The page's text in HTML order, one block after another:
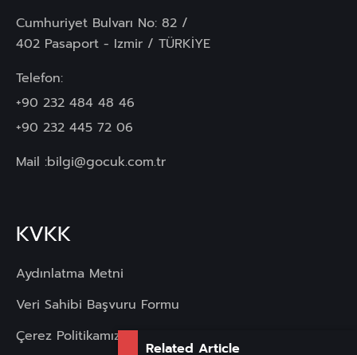
Related Article
Cumhuriyet Bulvarı No: 82 /
402 Pasaport - Izmir / TÜRKİYE
Telefon:
+90 232 484 48 46
+90 232 445 72 06
Mail :bilgi@gocuk.com.tr
KVKK
Aydınlatma Metni
Veri Sahibi Başvuru Formu
Çerez Politikamız